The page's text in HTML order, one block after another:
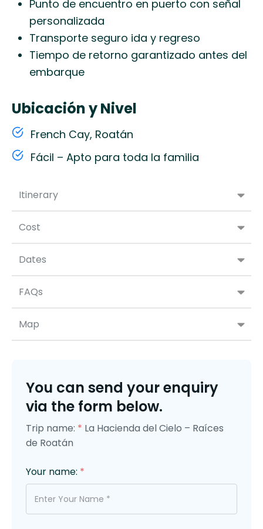
Itinerary
Cost
Dates
FAQs
Map
Punto de encuentro en puerto con señal
personalizada
Transporte seguro ida y regreso
Tiempo de retorno garantizado antes del
embarque
Ubicación y Nivel
French Cay, Roatán
Fácil – Apto para toda la familia
You can send your enquiry
via the form below.
Trip name: * La Hacienda del Cielo – Raíces
de Roatán
Your name: *